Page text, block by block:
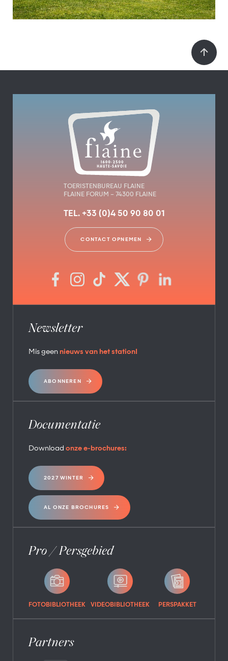
TOERISTENBUREAU FLAINE
FLAINE FORUM – 74300 FLAINE
TEL. +33 (0)4 50 90 80 01
CONTACT OPNEMEN
Newsletter
Mis geen nieuws van het station!
ABONNEREN
Documentatie
Download onze e-brochures:
2027 WINTER
AL ONZE BROCHURES
Pro / Persgebied
FOTOBIBLIOTHEEK VIDEOBIBLIOTHEEK PERSPAKKET
Partners